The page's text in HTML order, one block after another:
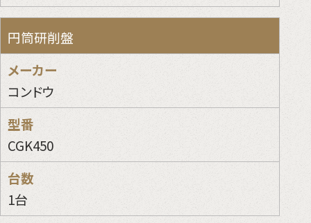
円筒研削盤
コンドウ
CGK450
1台